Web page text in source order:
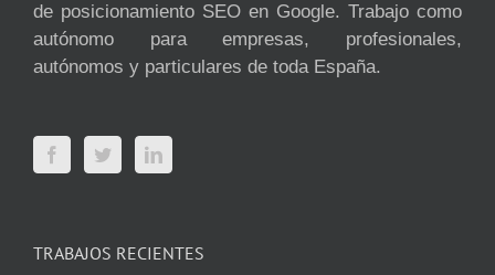
de posicionamiento SEO en Google. Trabajo como
autónomo para empresas, profesionales,
autónomos y particulares de toda España.
TRABAJOS RECIENTES